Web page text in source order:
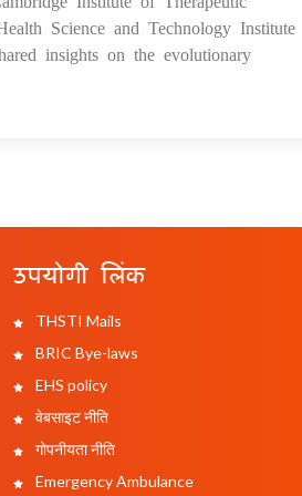
Science and Technology Institute
insights on the evolutionary
उपयोगी लिंक
THSTI Mails
BRIC Bye-laws
EHS policy
वेबसाइट नीति
गोपनीयता नीति
Emergency Ambulance